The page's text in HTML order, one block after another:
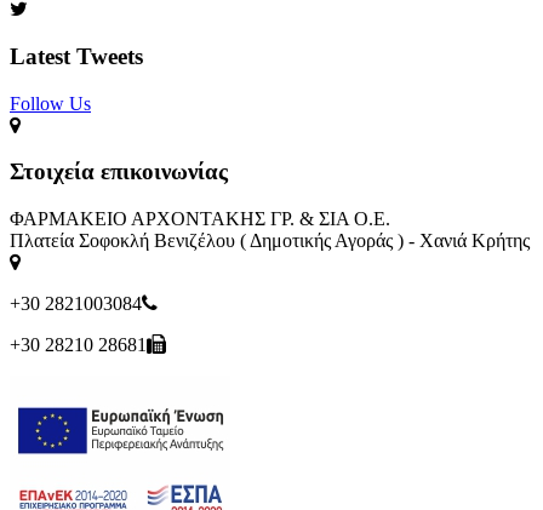
Latest Tweets
Follow Us​
Στοιχεία επικοινωνίας
ΦΑΡΜΑΚΕΙΟ ΑΡΧΟΝΤΑΚΗΣ ΓΡ. & ΣΙΑ Ο.Ε.
Πλατεία Σοφοκλή Βενιζέλου ( Δημοτικής Αγοράς ) - Χανιά Κρήτης
+30 2821003084
+30 28210 28681